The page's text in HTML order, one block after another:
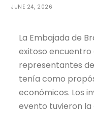
JUNE 24, 2026
La Embajada de
exitoso
representantes
tenía como
económicos. Los
evento tuvieron